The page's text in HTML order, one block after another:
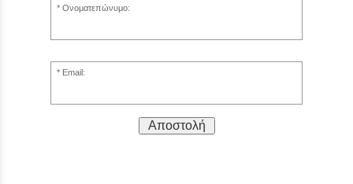
Ονοματεπώνυμο:
Email:
Αποστολή